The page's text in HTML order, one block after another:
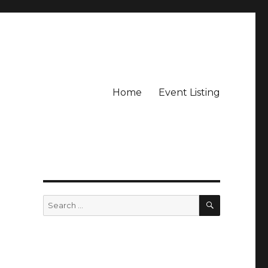
Home Event Listing
Search
for:
SEARCH